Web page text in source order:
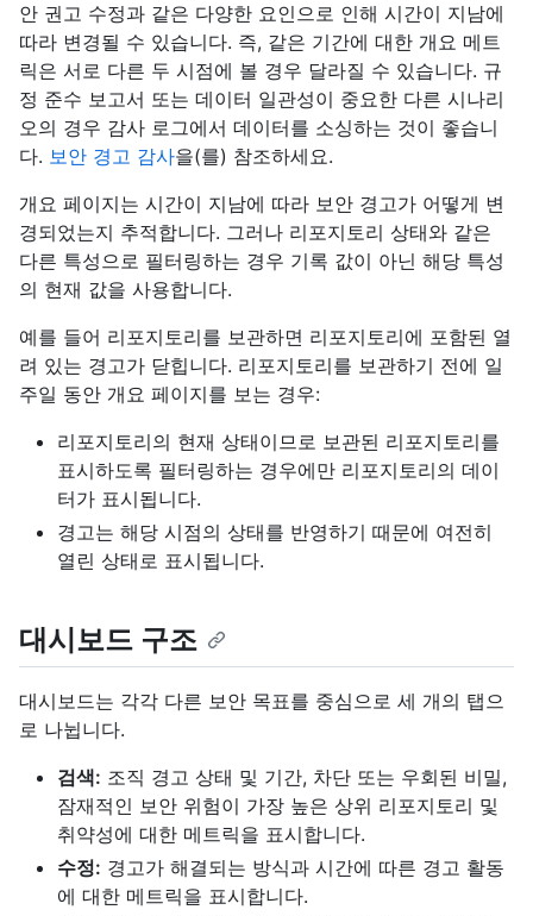
안 권고 수정과 같은 다양한 요인으로 인해 시간이 지남에
따라 변경될 수 있습니다. 즉, 같은 기간에 대한 개요 메트
릭은 서로 다른 두 시점에 볼 경우 달라질 수 있습니다. 규
정 준수 보고서 또는 데이터 일관성이 중요한 다른 시나리
오의 경우 감사 로그에서 데이터를 소싱하는 것이 좋습니
다. 보안 경고 감사을(를) 참조하세요.
개요 페이지는 시간이 지남에 따라 보안 경고가 어떻게 변
경되었는지 추적합니다. 그러나 리포지토리 상태와 같은
다른 특성으로 필터링하는 경우 기록 값이 아닌 해당 특성
의 현재 값을 사용합니다.
예를 들어 리포지토리를 보관하면 리포지토리에 포함된 열
려 있는 경고가 닫힙니다. 리포지토리를 보관하기 전에 일
주일 동안 개요 페이지를 보는 경우:
리포지토리의 현재 상태이므로 보관된 리포지토리를
표시하도록 필터링하는 경우에만 리포지토리의 데이
터가 표시됩니다.
경고는 해당 시점의 상태를 반영하기 때문에 여전히
열린 상태로 표시됩니다.
대시보드 구조
대시보드는 각각 다른 보안 목표를 중심으로 세 개의 탭으
로 나뉩니다.
검색: 조직 경고 상태 및 기간, 차단 또는 우회된 비밀,
잠재적인 보안 위험이 가장 높은 상위 리포지토리 및
취약성에 대한 메트릭을 표시합니다.
수정: 경고가 해결되는 방식과 시간에 따른 경고 활동
에 대한 메트릭을 표시합니다.